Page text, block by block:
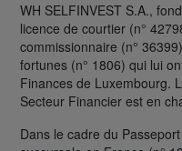
WH SELFINVEST S.A.,
licence de courtier (n°
commissionnaire (n°
fortunes (n° 1806) qui lui
Finances de Luxembourg.
Secteur Financier est en
Dans le cadre du